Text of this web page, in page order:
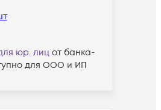
юр. лиц от банка-
для ООО и ИП